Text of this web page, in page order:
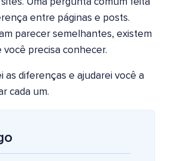
Uma pergunta comum feita
entre páginas e posts.
parecer semelhantes, existem
precisa conhecer.
as diferenças e ajudarei você a
cada um.